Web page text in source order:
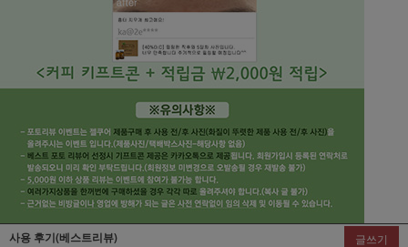
사용 후기(베스트리뷰) 글쓰기